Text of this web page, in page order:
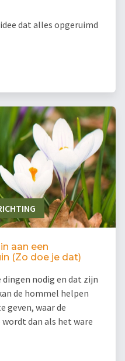
dat alles opgeruimd
aan een
(Zo doe je dat)
nodig en dat zijn
de hommel helpen
geven, waar de
dan als het ware